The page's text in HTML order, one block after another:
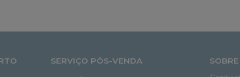
SERVIÇO PÓS-VENDA